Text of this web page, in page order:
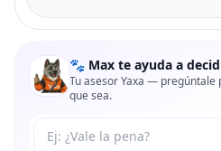
🐾 Max te ayuda a
Tu asesor Yaxa —
que sea.
Tu pregunta a Max